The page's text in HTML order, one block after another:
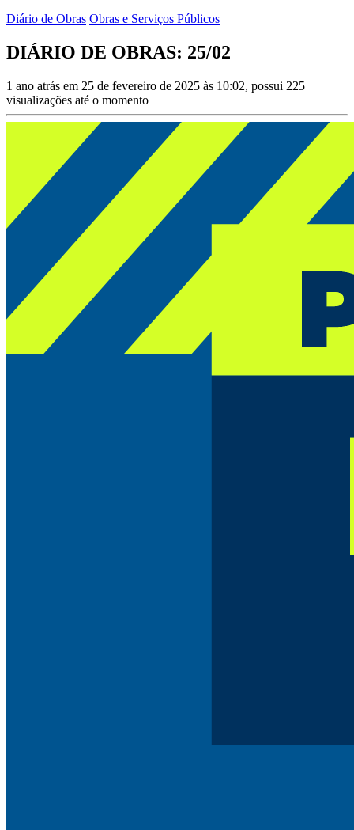
Diário de Obras Obras e Serviços Públicos
DIÁRIO DE OBRAS: 25/02
1 ano atrás em 25 de fevereiro de 2025 às 10:02, possui 225
visualizações até o momento